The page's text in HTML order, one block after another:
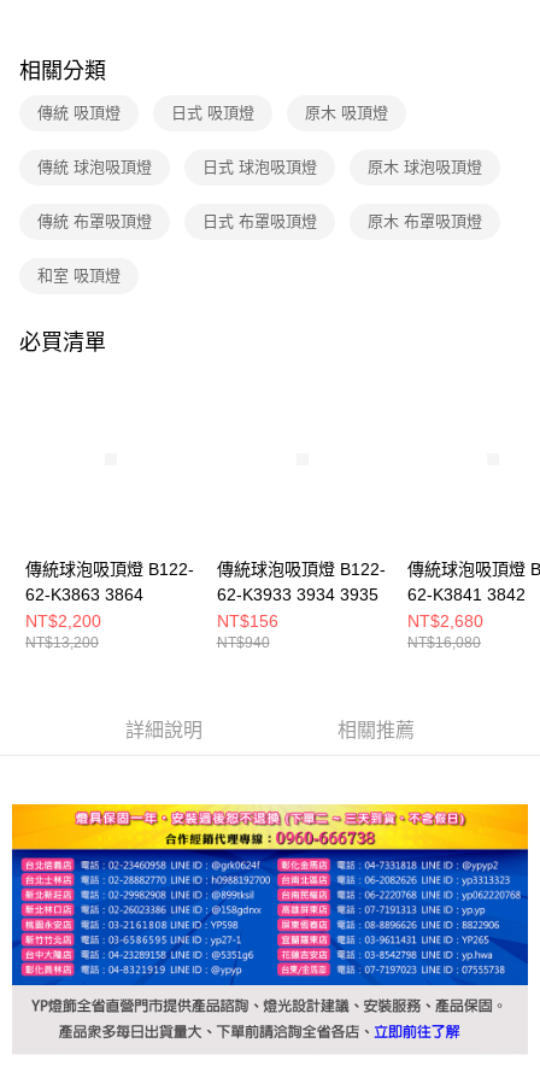
※ 交易是否成功請以「AFTEE先享後付 」之結帳頁面顯示為準，若有關於
客戶支援中心」
https://netprotections.freshdesk.com/support/home
１．透過由恩沛科技股份有限公司提供之「AFTEE先享後付」服務完成之交
權轉讓予恩沛科技股份有限公司。
３．未成年的使用者請事先徵得法定代理人或監護人之同意方可使用
４．使用「AFTEE先享後付」時，將依據個別帳號之用戶狀況，依本公司即
相關分類
傳統 吸頂燈 日式 吸頂燈 原木 吸頂燈
傳統 球泡吸頂燈 日式 球泡吸頂燈 原木 球泡吸頂燈
傳統 布罩吸頂燈 日式 布罩吸頂燈 原木 布罩吸頂燈
和室 吸頂燈
必買清單
傳統球泡吸頂燈 B122-
62-K3863 3864
NT$2,200
NT$13,200
傳統球泡吸頂燈 B122-
62-K3933 3934 3935
NT$156
NT$940
傳統球泡吸頂燈
62-K3841 3842
NT$2,680
NT$16,080
詳細說明 相關推薦